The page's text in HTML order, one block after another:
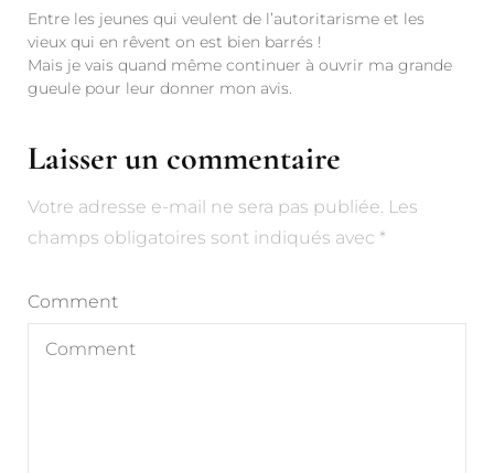
Entre les jeunes qui veulent de l’autoritarisme et les
vieux qui en rêvent on est bien barrés !
Mais je vais quand même continuer à ouvrir ma grande
gueule pour leur donner mon avis.
Laisser un commentaire
Votre adresse e-mail ne sera pas publiée. Les
champs obligatoires sont indiqués avec *
Comment
Alternative: